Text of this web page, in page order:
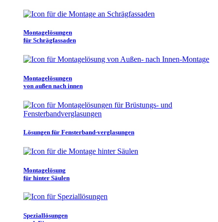
Montagelösungen
für Schrägfassaden
Montagelösungen
von außen nach innen
Lösungen für Fensterband-verglasungen
Montagelösung
für hinter Säulen
Speziallösungen